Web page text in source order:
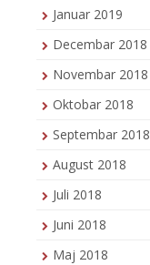
Januar 2019
Decembar 2018
Novembar 2018
Oktobar 2018
Septembar 2018
August 2018
Juli 2018
Juni 2018
Maj 2018